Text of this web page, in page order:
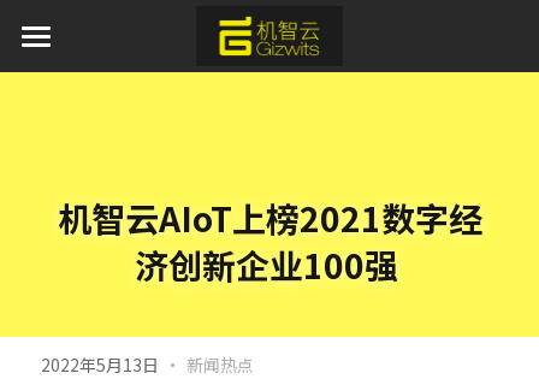
首页
平台软件
模组硬件
方案中心
AI离线语音识别解决方案
工业物联网
新闻资讯
机智云AIoT上榜2021数字经
济创新企业100强
2022年5月13日 · 新闻热点